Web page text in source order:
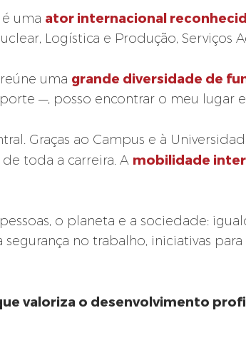
uma ator internacional
Logística e Produção,
uma grande diversidade de
—, posso encontrar o meu
Graças ao Campus e à
toda a carreira. A mobilidade
o planeta e a sociedade:
no trabalho, iniciativas
valoriza o desenvolvimento